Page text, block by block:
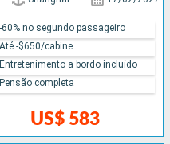
US$ 583
-60% no segundo passageiro
Até -$650/cabine
Entretenimento a bordo incluído
Pensão completa